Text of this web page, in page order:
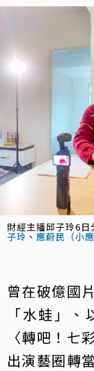
財經主播邱子玲6
子玲 、 應蔚民（小應
曾在破億國
「水蛙」
〈轉吧！七
出演藝圈轉